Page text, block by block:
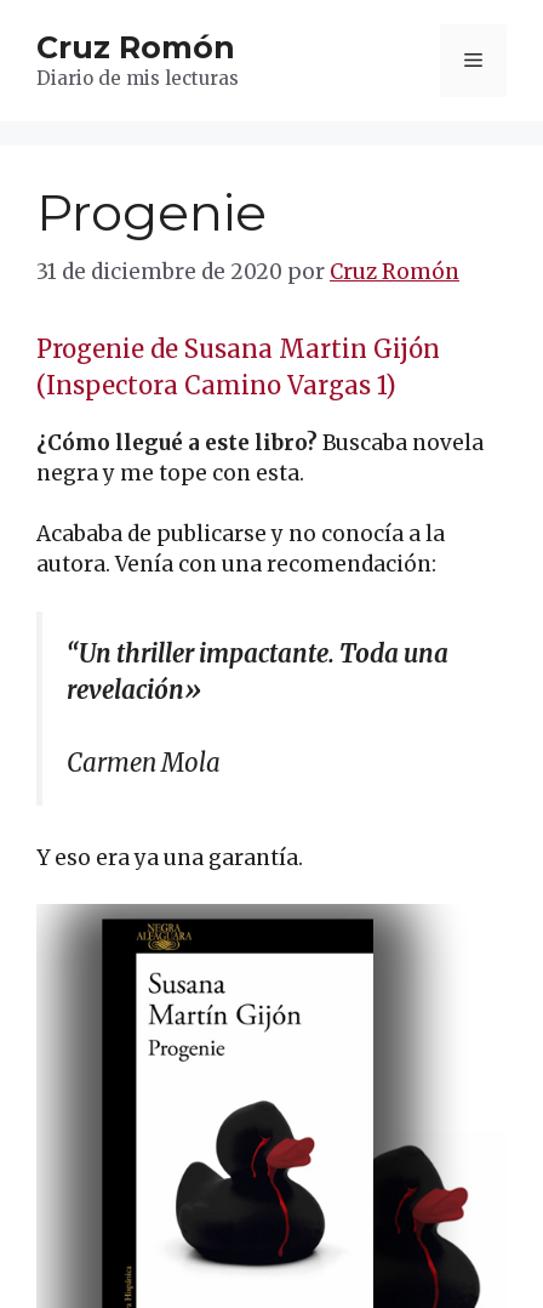
contenido
Cruz Romón
Diario de mis lecturas
Menú
Progenie
31 de diciembre de 2020 por Cruz Romón
Progenie de Susana Martin Gijón
(Inspectora Camino Vargas 1)
¿Cómo llegué a este libro? Buscaba novela
negra y me tope con esta.
Acababa de publicarse y no conocía a la
autora. Venía con una recomendación:
“Un thrillerimpactante. Toda una
revelación»
Carmen Mola
Y eso era ya una garantía.